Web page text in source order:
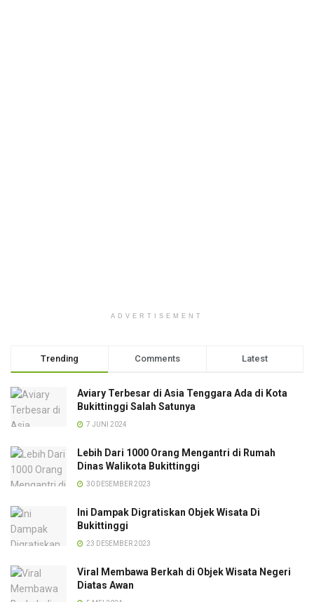
ADVERTISEMENT
Trending Comments Latest
Aviary Terbesar di Asia Tenggara Ada di Kota
Bukittinggi Salah Satunya
7 JUNI 2024
Lebih Dari 1000 Orang Mengantri di Rumah
Dinas Walikota Bukittinggi
30 DESEMBER 2023
Ini Dampak Digratiskan Objek Wisata Di
Bukittinggi
23 DESEMBER 2023
Viral Membawa Berkah di Objek Wisata Negeri
Diatas Awan